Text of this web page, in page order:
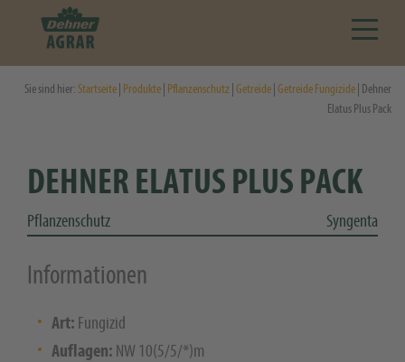
Sie sind hier:Startseite Produkte Pflanzenschutz Getreide Getreide Fungizide | Dehner
Elatus Plus Pack
DEHNER ELATUS PLUS PACK
Pflanzenschutz Syngenta
Informationen
Art: Fungizid
Auflagen: NW 10(5/5/*)m